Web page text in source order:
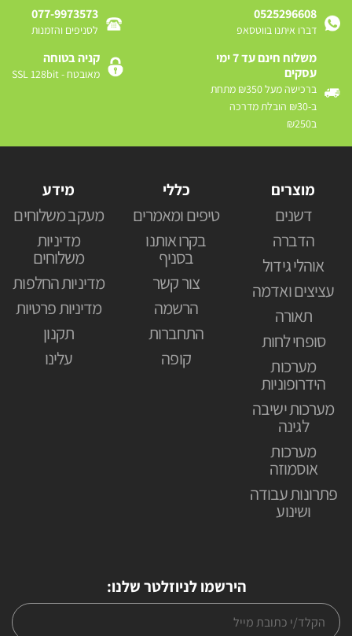
0525296608
דברו איתנו בווטסאפ
077-9973573
לסניפים והזמנות
משלוח חינם עד 7 ימי
עסקים
ברכישה מעל ₪350 מתחת
ב-₪30 הובלת מדרכה
ב₪250
קניה בטוחה
מאובטח - SSL 128bit
מוצרים
דשנים
הדברה
אוהלי גידול
עציצים ואדמה
תאורה
סופחי לחות
מערכות
הידרופוניות
מערכות ישיבה
לגינה
מערכות
אוסמוזה
פתרונות עבודה
ושינוע
כללי
טיפים ומאמרים
בקרו אותנו
בסניף
צור קשר
הרשמה
התחברות
קופה
מידע
מעקב משלוחים
מדיניות
משלוחים
מדיניות החלפות
מדיניות פרטיות
תקנון
עלינו
הירשמו לניוזלטר שלנו: